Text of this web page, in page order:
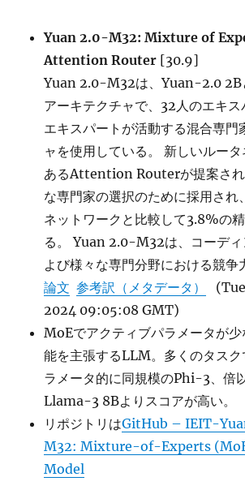
Yuan 2.0-M32: Mixture of
Attention Router [30.9]
Yuan 2.0-M32は、Yuan-2.0 2B
アーキテクチャで、32人のエキ
エキスパートが活動する混合専門
ャを使用している。 新しいルー
あるAttention Routerが提案され
な専門家の選択のために採用され
ネットワークと比較して3.8%の
る。 Yuan 2.0-M32は、コーディ
よび様々な専門分野における競争
論文 参考訳（メタデータ）
2024 09:05:08 GMT)
MoEでアクティブパラメータが
能を主張するLLM。多くのタス
ラメータ的に同規模のPhi-3、倍
Llama-3 8Bよりスコアが高い。
リポジトリはGitHub – IEIT-
M32: Mixture-of-Experts
Model